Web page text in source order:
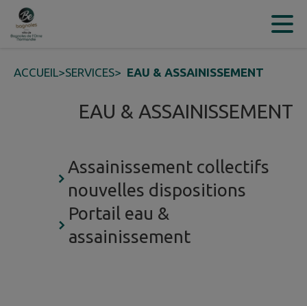
Contenu
ACCUEIL>SERVICES> EAU & ASSAINISSEMENT
EAU & ASSAINISSEMENT
Assainissement collectifs
nouvelles dispositions
Portail eau &
assainissement